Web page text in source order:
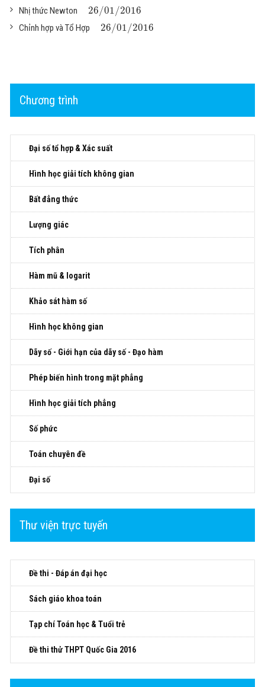
Nhị thức Newton 26/01/2016
Chỉnh hợp và Tổ Hợp 26/01/2016
Chương trình
Đại số tổ hợp & Xác suất
Hình học giải tích không gian
Bất đẳng thức
Lượng giác
Tích phân
Hàm mũ & logarit
Khảo sát hàm số
Hình học không gian
Dãy số - Giới hạn của dãy số - Đạo hàm
Phép biến hình trong mặt phẳng
Hình học giải tích phẳng
Số phức
Toán chuyên đề
Đại số
Thư viện trực tuyến
Đề thi - Đáp án đại học
Sách giáo khoa toán
Tạp chí Toán học & Tuổi trẻ
Đề thi thử THPT Quốc Gia 2016